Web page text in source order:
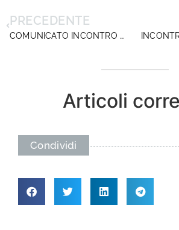
PRECEDENTE
COMUNICATO INCONTRO SUL CCNQ DIRITTI SINDACALI.
Articoli
Condividi